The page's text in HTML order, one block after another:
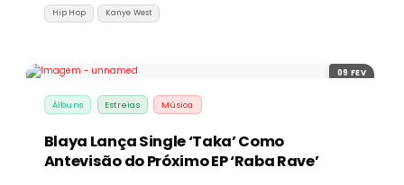
Hip Hop Kanye West
09 FEV
Álbuns Estreias Música
Blaya Lança Single ‘Taka’ Como
Antevisão do Próximo EP ‘Raba Rave’